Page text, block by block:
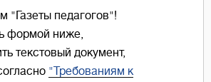
"Газеты педагогов"!
формой ниже,
текстовый документ,
"Требованиям к